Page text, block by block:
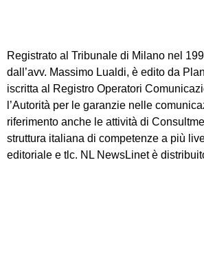
Registrato al Tribunale di Milano nel
dall’avv. Massimo Lualdi, è edito da
iscritta al Registro Operatori
l’Autorità per le garanzie nelle
riferimento anche le attività di
struttura italiana di competenze a più
editoriale e tlc. NL NewsLinet è